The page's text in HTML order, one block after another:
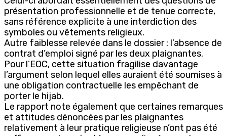
présentation professionnelle et de tenue correcte,
sans référence explicite à une interdiction des
symboles ou vêtements religieux.
Autre faiblesse relevée dans le dossier : l’absence de
contrat d’emploi signé par les deux plaignantes.
Pour l’EOC, cette situation fragilise davantage
l’argument selon lequel elles auraient été soumises à
une obligation contractuelle les empêchant de
porter le hijab.
Le rapport note également que certaines remarques
et attitudes dénoncées par les plaignantes
relativement à leur pratique religieuse n’ont pas été